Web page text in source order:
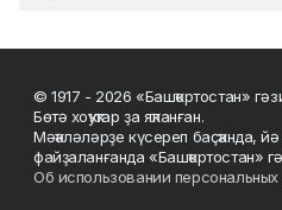
© 1917 - 2026 «Башҡортостан»
Бөтә хоҡуҡтар ҙа яҡланған.
Мәҡәләләрҙе күсереп баҫҡанда,
файҙаланғанда «Башҡортостан»
Об использовании персональных